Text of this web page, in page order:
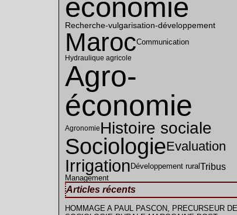
économie
Recherche-vulgarisation-développement
MarocCommunication
Hydraulique agricole
Agro-
économie
Agronomie Histoire sociale
SociologieEvaluation
IrrigationDéveloppement ruralTribus
Management
Articles récents
HOMMAGE A PAUL PASCON, PRECURSEUR